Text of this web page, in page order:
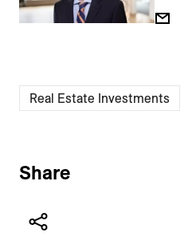
Real Estate Investments
Share